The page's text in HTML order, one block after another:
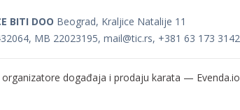
BITI DOO Beograd, Kraljice Natalije 11
MB 22023195, mail@tic.rs, +381 63 173 3142
organizatore događaja i prodaju karata — Evenda.io